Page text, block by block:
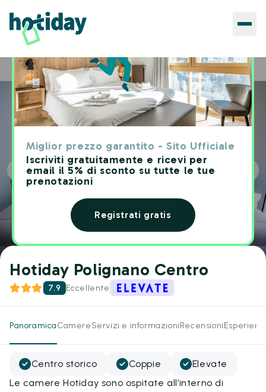
Miglior prezzo garantito - Sito Ufficiale
Iscriviti gratuitamente e ricevi per
email il 5% di sconto su tutte le tue
prenotazioni
Registrati gratis
Home Hotels Hotiday Polignano Centro
Hotiday Polignano Centro
7.9 Eccellente
PanoramicaCamereServizi e informazioniRecensioni
Centro storico Coppie
Elevate
Le camere Hotiday sono ospitate all’interno di